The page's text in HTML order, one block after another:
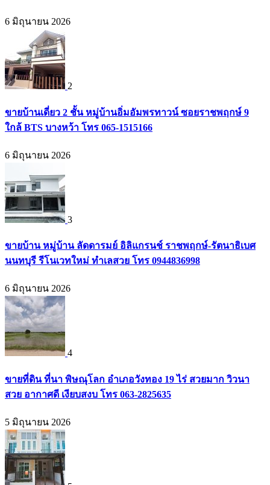
6 มิถุนายน 2026
2
ขายบ้านเดี่ยว 2 ชั้น หมู่บ้านอิ่มอัมพรทาวน์ ซอยราชพฤกษ์ 9
ใกล้ BTS บางหว้า โทร 065-1515166
6 มิถุนายน 2026
3
ขายบ้าน หมู่บ้าน ลัดดารมย์ อิลิแกรนช์ ราชพฤกษ์-รัตนาธิเบศ
นนทบุรี รีโนเวทใหม่ ทำเลสวย โทร 0944836998
6 มิถุนายน 2026
4
ขายที่ดิน ที่นา พิษณุโลก อำเภอวังทอง 19 ไร่ สวยมาก วิวนา
สวย อากาศดี เงียบสงบ โทร 063-2825635
5 มิถุนายน 2026